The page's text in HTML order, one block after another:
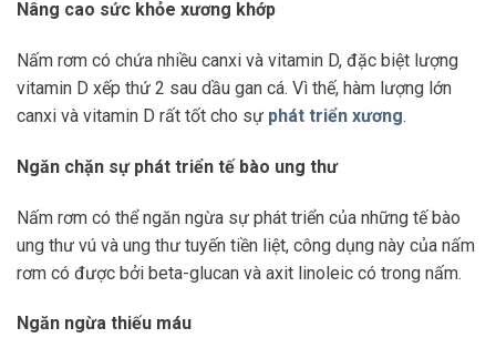
Nâng cao sức khỏe xương khớp
Nấm rơm có chứa nhiều canxi và vitamin D, đặc biệt lượng
vitamin D xếp thứ 2 sau dầu gan cá. Vì thế, hàm lượng lớn
canxi và vitamin D rất tốt cho sự phát triển xương.
Ngăn chặn sự phát triển tế bào ung thư
Nấm rơm có thể ngăn ngừa sự phát triển của những tế bào
ung thư vú và ung thư tuyến tiền liệt, công dụng này của nấm
rơm có được bởi beta-glucan và axit linoleic có trong nấm.
Ngăn ngừa thiếu máu